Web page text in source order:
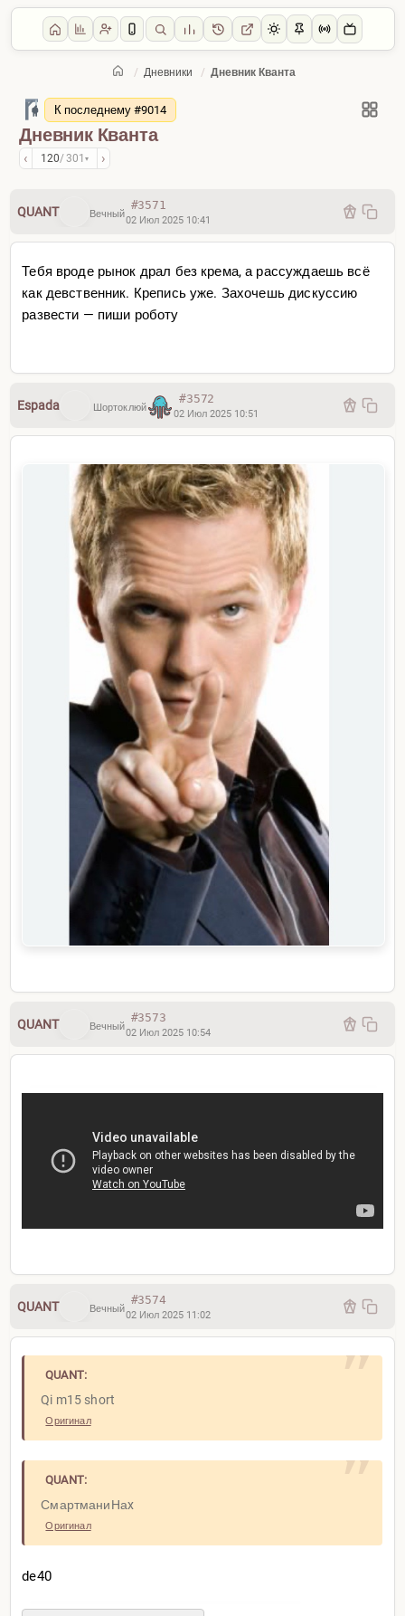
/ Дневники / Дневник Кванта
Главная / Дневники
Дневник Кванта
‹ 120/ 301▾ ›
К последнему #9014
QUANT Вечный
#3571
02 Июл 2025 10:41
Тебя вроде рынок драл без крема, а рассуждаешь всё
как девственник. Крепись уже. Захочешь дискуссию
развести — пиши роботу
Espada Шортоклюй
#3572
02 Июл 2025 10:51
QUANT Вечный
#3573
02 Июл 2025 10:54
QUANT Вечный
#3574
02 Июл 2025 11:02
QUANT:
Qi m15 short
Оригинал
QUANT:
СмартманиНаx
Оригинал
de40